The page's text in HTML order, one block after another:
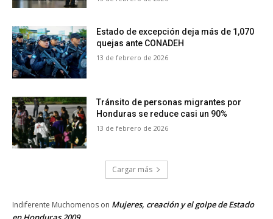
Estado de excepción deja más de 1,070
quejas ante CONADEH
13 de febrero de 2026
Tránsito de personas migrantes por
Honduras se reduce casi un 90%
13 de febrero de 2026
Cargar más
Indiferente Muchomenos on Mujeres, creación y el golpe de Estado